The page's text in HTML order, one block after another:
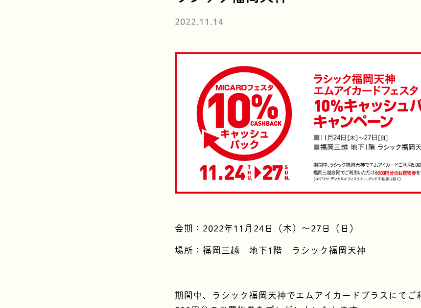
2022.11.14
会期：2022年11月24日（木）～27日（日）
場所：福岡三越 地下1階 ラシック福岡天神
期間中、ラシック福岡天神でエムアイカードプラスにてご